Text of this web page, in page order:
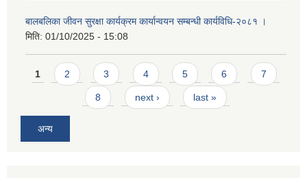
बालबलिका जीवन सुरक्षा कार्यक्रम कार्यान्वयन सम्बन्धी कार्यविधि-२०८१ ।
मिति: 01/10/2025 - 15:08
Pages
1 2 3 4 5 6 7
8 next › last »
अन्य